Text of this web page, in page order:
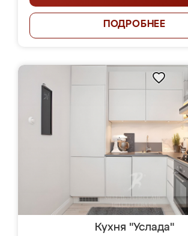
ПОДРОБНЕЕ
Кухня "Услада"